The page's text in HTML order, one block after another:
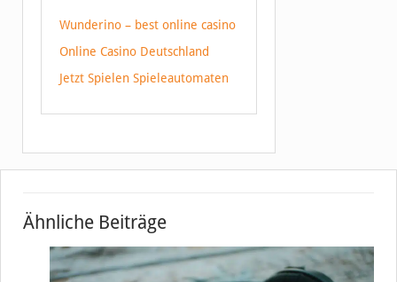
Wunderino – best online casino
Online Casino Deutschland
Jetzt Spielen Spieleautomaten
Ähnliche Beiträge